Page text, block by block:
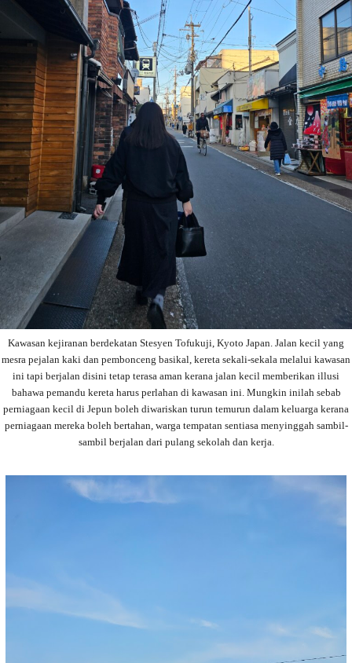
Kawasan kejiranan berdekatan Stesyen Tofukuji, Kyoto Japan. Jalan kecil yang
mesra pejalan kaki dan pembonceng basikal, kereta sekali-sekala melalui kawasan
ini tapi berjalan disini tetap terasa aman kerana jalan kecil memberikan illusi
bahawa pemandu kereta harus perlahan di kawasan ini. Mungkin inilah sebab
perniagaan kecil di Jepun boleh diwariskan turun temurun dalam keluarga kerana
perniagaan mereka boleh bertahan, warga tempatan sentiasa menyinggah sambil-
sambil berjalan dari pulang sekolah dan kerja.